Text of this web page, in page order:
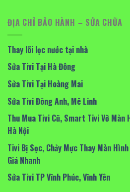
ĐỊA CHỈ BẢO HÀNH – SỬA CHỮA
Thay lõi lọc nước tại nhà
Sửa Tivi Tại Hà Đông
Sửa Tivi Tại Hoàng Mai
Sửa Tivi Đông Anh, Mê Linh
Thu Mua Tivi Cũ, Smart Tivi Vỡ Màn
Hà Nội
Tivi Bị Sọc, Chảy Mực Thay Màn
Giá Nhanh
Sửa Tivi TP Vĩnh Phúc, Vĩnh Yên